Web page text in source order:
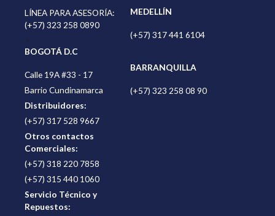
LÍNEA PARA ASESORÍA:
(+57) 323 258 0890
>
BOGOTÁ D.C
Calle 19A #33 - 17
Barrio Cundinamarca
Distribuidores:
(+57) 317 528 9667
Otros contactos
Comerciales:
(+57) 318 220 7858
(+57) 315 440 1060
Servicio Técnico y
Repuestos:
MEDELLÍN
(+57) 317 441 6104
BARRANQUILLA
(+57) 323 258 08 90